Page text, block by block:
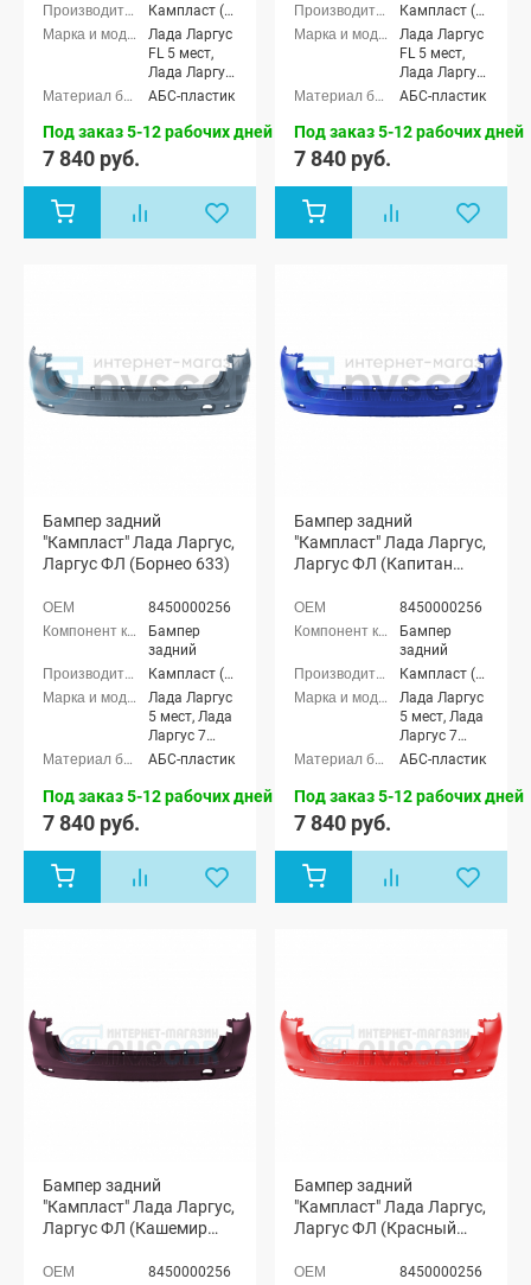
Кампласт (г. Набережные Челны)
Лада Ларгус
FL 5 мест,
Лада Ларгус
FL 7 мест
АБС-пластик
Под заказ 5-12 рабочих дней
7 840 руб.
Кампласт (г. Набережные Челны)
Лада Ларгус
FL 5 мест,
Лада Ларгус
FL 7 мест
АБС-пластик
Под заказ 5-12 рабочих дней
7 840 руб.
Бампер задний
"Кампласт" Лада Ларгус,
Ларгус ФЛ (Борнео 633)
8450000256
Бампер
задний
Кампласт (г. Набережные Челны)
Лада Ларгус
5 мест, Лада
Ларгус 7
мест, Лада
мест, Лада
АБС-пластик
Под заказ 5-12 рабочих дней
7 840 руб.
Бампер задний
"Кампласт" Лада Ларгус,
Ларгус ФЛ (Капитан
8450000256
Бампер
задний
Кампласт (г. Набережные Челны)
Лада Ларгус
5 мест, Лада
Ларгус 7
мест, Лада
мест, Лада
АБС-пластик
Под заказ 5-12 рабочих дней
7 840 руб.
Бампер задний
"Кампласт" Лада Ларгус,
Ларгус ФЛ (Кашемир
8450000256
Бампер задний
"Кампласт" Лада Ларгус,
Ларгус ФЛ (Красный
8450000256